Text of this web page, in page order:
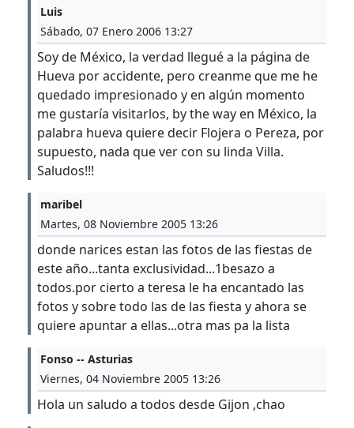
Luis
Sábado, 07 Enero 2006 13:27
Soy de México, la verdad llegué a la página de
Hueva por accidente, pero creanme que me he
quedado impresionado y en algún momento
me gustaría visitarlos, by the way en México, la
palabra hueva quiere decir Flojera o Pereza, por
supuesto, nada que ver con su linda Villa.
Saludos!!!
maribel
Martes, 08 Noviembre 2005 13:26
donde narices estan las fotos de las fiestas de
este año...tanta exclusividad...1besazo a
todos.por cierto a teresa le ha encantado las
fotos y sobre todo las de las fiesta y ahora se
quiere apuntar a ellas...otra mas pa la lista
Fonso -- Asturias
Viernes, 04 Noviembre 2005 13:26
Hola un saludo a todos desde Gijon ,chao